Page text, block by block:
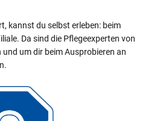
kannst du selbst erleben: beim
Da sind die Pflegeexperten von
um dir beim Ausprobieren an